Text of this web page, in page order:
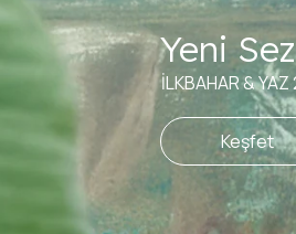
Yeni
İLKBAHAR &
Keşfet